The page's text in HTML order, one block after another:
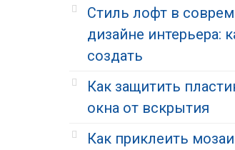
Стиль лофт в
дизайне интерьера:
создать
Как защитить
окна от вскрытия
Как приклеить